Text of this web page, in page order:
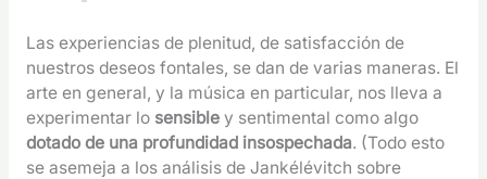
Las experiencias de plenitud, de satisfacción de
nuestros deseos fontales, se dan de varias maneras. El
arte en general, y la música en particular, nos lleva a
experimentar lo sensibley sentimental como algo
dotado de una profundidad insospechada. (Todo esto
se asemeja a los análisis de Jankélévitch sobre